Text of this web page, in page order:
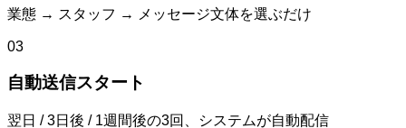
業態 → スタッフ → メッセージ文体を選ぶだけ
03
自動送信スタート
翌日 / 3日後 / 1週間後の3回、システムが自動配信